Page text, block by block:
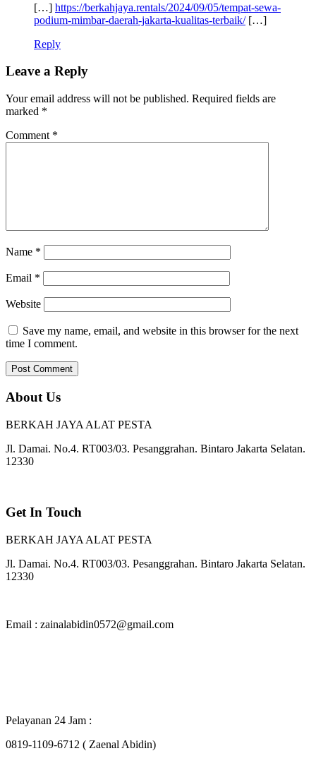
[…] https://berkahjaya.rentals/2024/09/05/tempat-sewa-
podium-mimbar-daerah-jakarta-kualitas-terbaik/[…]
Reply
Leave a Reply
Your email address will not be published. Required fields are
marked *
Comment *
Name *
Email *
Website
Save my name, email, and website in this browser for the next
time I comment.
About Us
BERKAH JAYA ALAT PESTA
Jl. Damai. No.4. RT003/03. Pesanggrahan. Bintaro Jakarta Selatan.
12330
Get In Touch
BERKAH JAYA ALAT PESTA
Jl. Damai. No.4. RT003/03. Pesanggrahan. Bintaro Jakarta Selatan.
12330
Email : zainalabidin0572@gmail.com
Pelayanan 24 Jam :
0819-1109-6712 ( Zaenal Abidin)